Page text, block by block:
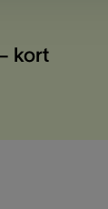
kort